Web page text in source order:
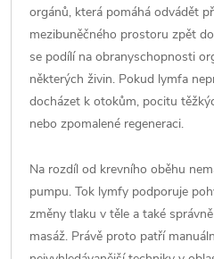
orgánů, která pomáhá odvádět
mezibuněčného prostoru zpět
se podílí na obranyschopnosti
některých živin. Pokud lymfa
docházet k otokům, pocitu
nebo zpomalené regeneraci.
Na rozdíl od krevního oběhu
pumpu. Tok lymfy podporuje
změny tlaku v těle a také
masáž. Právě proto patří